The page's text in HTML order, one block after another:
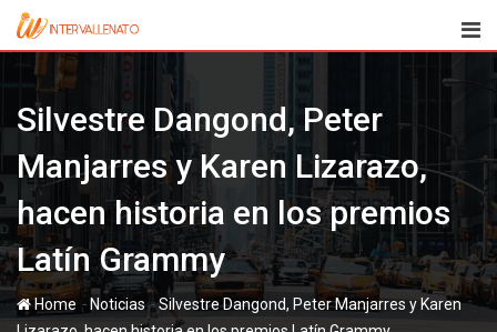
Skip
content
Silvestre Dangond, Peter
Manjarres y Karen Lizarazo,
hacen historia en los premios
Latín Grammy
Home - Noticias-Silvestre Dangond, Peter Manjarres y Karen